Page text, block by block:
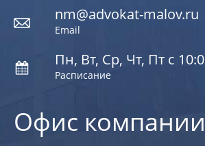
Офис компании
nm@advokat-malov.ru
Email
Пн, Вт, Ср, Чт, Пт с
Расписание